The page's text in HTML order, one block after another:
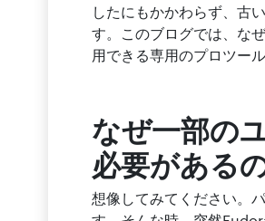
したにもかかわらず、古
す。このブログでは、な
用できる専用のプロツー
なぜ一部の
必要がある
想像してみてください。